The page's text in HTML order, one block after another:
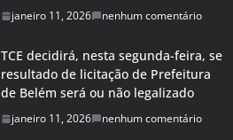
janeiro 11, 2026 nenhum comentário
TCE decidirá, nesta segunda-feira, se
resultado de licitação de Prefeitura
de Belém será ou não legalizado
janeiro 11, 2026 nenhum comentário